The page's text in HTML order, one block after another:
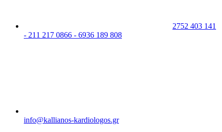
2752 403 141
- 211 217 0866 - 6936 189 808
info@kallianos-kardiologos.gr